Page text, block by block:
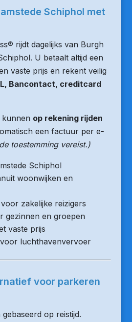
Schiphol met
rijdt dagelijks van Burgh
U betaalt altijd een
vaste prijs en rekent veilig
Bancontact, creditcard
kunnen op rekening rijden
een factuur per e-
toestemming vereist.)
Schiphol
woonwijken en
zakelijke reizigers
gezinnen en groepen
vaste prijs
luchthavenvervoer
voor parkeren
op reistijd.